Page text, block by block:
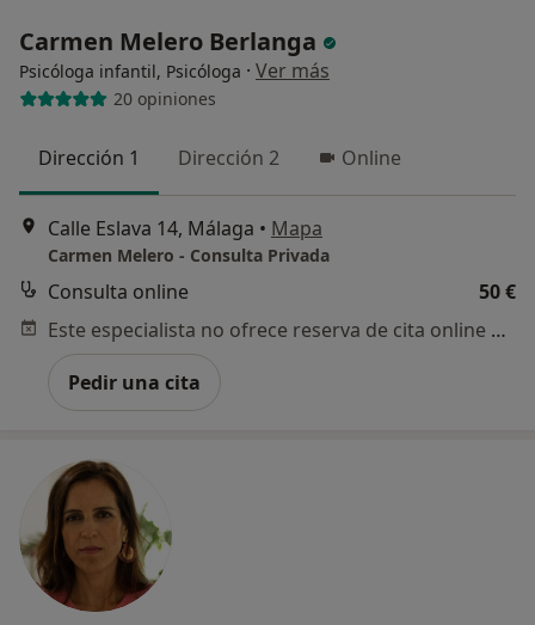
Carmen Melero Berlanga
Psicóloga infantil, Psicóloga · Ver más
20 opiniones
Dirección 1 Dirección 2 Online
Calle Eslava 14, Málaga • Mapa
Carmen Melero - Consulta Privada
Consulta online
50 €
Este especialista no ofrece reserva de cita online en esta dirección.
Pedir una cita